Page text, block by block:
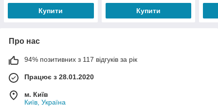
Купити Купити
Про нас
94% позитивних з 117 відгуків за рік
Працює з 28.01.2020
м. Київ
Київ, Україна